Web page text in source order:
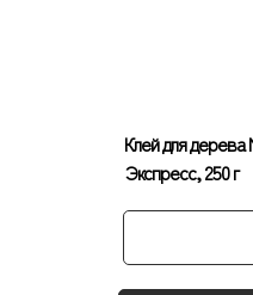
Клей для
Экспресс, 250 г